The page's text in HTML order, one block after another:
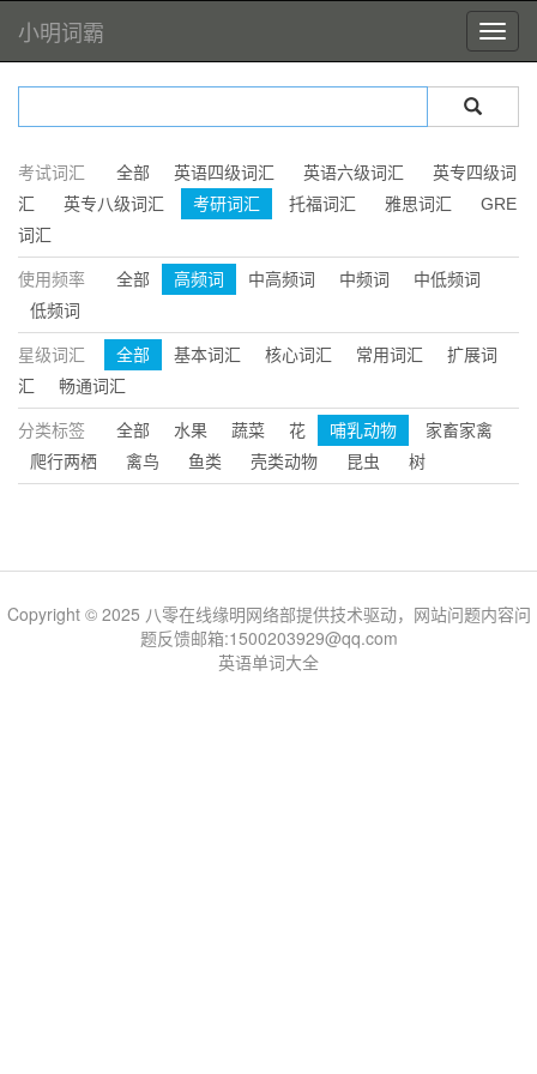
小明词霸
考试词汇 全部 英语四级词汇 英语六级词汇
英专四级词
汇
英专八级词汇 考研词汇 托福词汇 雅思词汇
GRE
词汇
使用频率 全部 高频词 中高频词 中频词
中低频词
低频词
星级词汇 全部 基本词汇 核心词汇 常用词汇
扩展词
汇
畅通词汇
分类标签 全部 水果 蔬菜 花 哺乳动物
家畜家禽
爬行两栖
禽鸟 鱼类 壳类动物 昆虫 树
Copyright © 2025 八零在线缘明网络部提供技术驱动，网站问题内容问
题反馈邮箱:1500203929@qq.com
英语单词大全